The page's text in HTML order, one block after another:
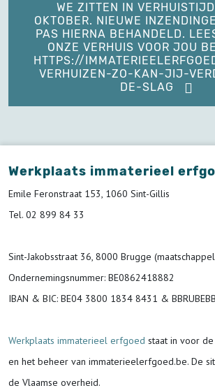
WE ZITTEN IN
OKTOBER. NIEUWE
PAS HIERNA BEHANDELD.
ONZE VERHUIS VOOR JOU
HTTPS://
VERHUIZEN-ZO-KAN-JIJ-
DE-SLAG
Werkplaats immaterieel
Emile Feronstraat 153, 1060 Sint-Gillis
Tel. 02 899 84 33
Sint-Jakobsstraat 36, 8000 Brugge
Ondernemingsnummer: BE0862418882
IBAN & BIC: BE04 3800 1834 8431 & BBRUBEBB
Werkplaats immaterieel erfgoed staat in voor de
en het beheer van immaterieelerfgoed.be. De
de Vlaamse overheid.